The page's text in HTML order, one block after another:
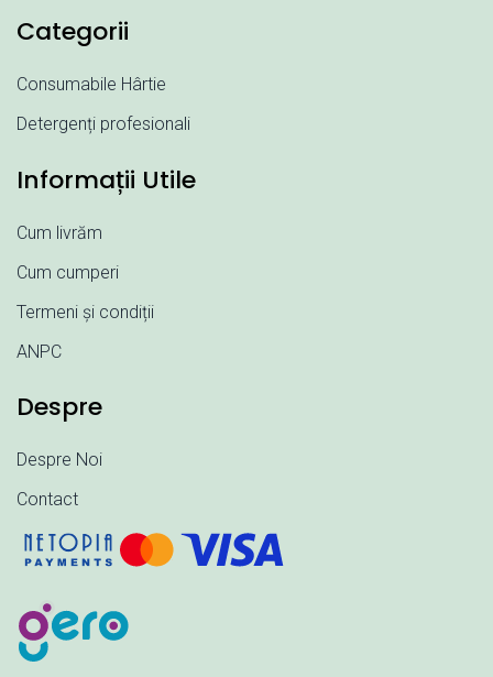
Categorii
Consumabile Hârtie
Detergenți profesionali
Informații Utile
Cum livrăm
Cum cumperi
Termeni și condiții
ANPC
Despre
Despre Noi
Contact